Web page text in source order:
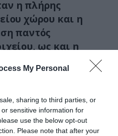
My Personal
sharing to third parties, or
sensitive information for
use the below opt-out
Please note that after your
η πλήρης
χώρου και η
παντός
ως και η
το
κατέστησε πιο
της μοιραίας
τρένων.